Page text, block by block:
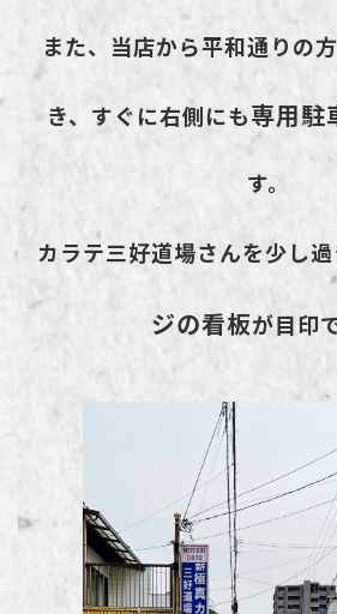
また、当店から平和通りの
き、すぐに右側にも専用駐
す。
カラテ三好道場さんを少し過
ジの看板が目印